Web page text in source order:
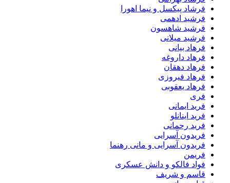
فرشاد پیکسل و نیما اهورا
فرشید ادهمی
فرشید شاهسون
فرشید میلانی
فرهاد بیانی
فرهاد داروغه
فرهاد دهقان
فرهاد فیروزی
فرهاد یعقوبی
فری
فرید ایمانی
فرید اینانلو
فرید رحمانی
فریدون آسرایی
فریدون آسرایی و مانی رهنما
فریمن
فواد فالکو و دانش عسکری
قاسم و شریف